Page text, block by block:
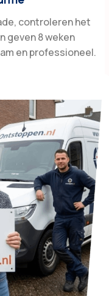
controleren het
geven 8 weken
en professioneel.